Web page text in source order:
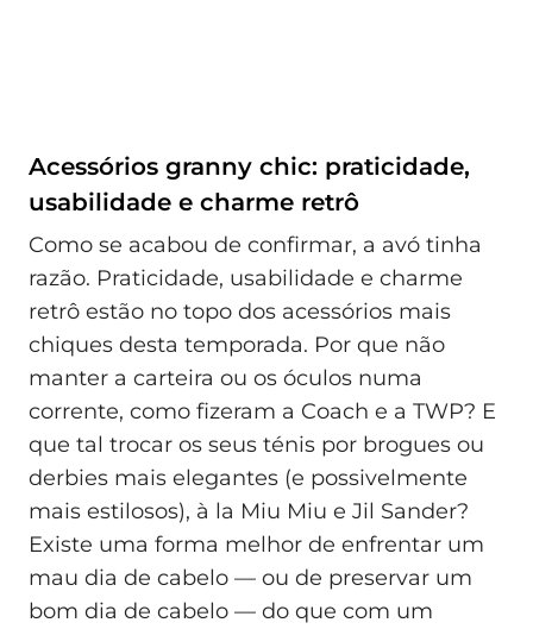
Acessórios granny chic: praticidade,
usabilidade e charme retrô
Como se acabou de confirmar, a avó tinha
razão. Praticidade, usabilidade e charme
retrô estão no topo dos acessórios mais
chiques desta temporada. Por que não
manter a carteira ou os óculos numa
corrente, como fizeram a Coach e a TWP? E
que tal trocar os seus ténis por brogues ou
derbies mais elegantes (e possivelmente
mais estilosos), à la Miu Miu e Jil Sander?
Existe uma forma melhor de enfrentar um
mau dia de cabelo — ou de preservar um
bom dia de cabelo — do que com um